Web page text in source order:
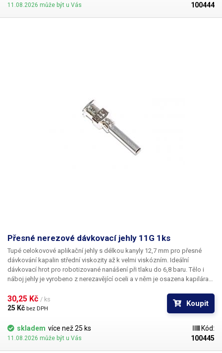
11.08.2026 může být u Vás
100444
Přesné nerezové dávkovací jehly 11G 1ks
Tupé celokovové aplikační jehly s délkou kanyly 12,7 mm pro přesné
dávkování kapalin střední viskozity až k velmi viskózním. Ideální
dávkovací hrot pro robotizované nanášení při tlaku do 6,8 baru. Tělo i
náboj jehly je vyrobeno z nerezavějící oceli a v něm je osazena kapilára
povrchu a přesné dodržení vnitřních průměrů jehly a proto je povrch
kapiláry elektrolyticky leštěn.
30,25 Kč / ks
25 Kč bez DPH
Koupit
skladem více než 25 ks
11.08.2026 může být u Vás
Kód:
100445